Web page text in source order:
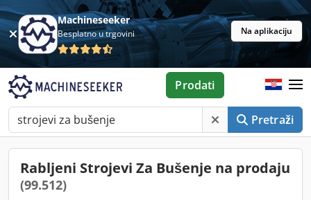
Machineseeker
Besplatno u trgovini Na aplikaciju
Pretraži
Prodati
Rabljeni Strojevi Za Bušenje na prodaju
(99.512)